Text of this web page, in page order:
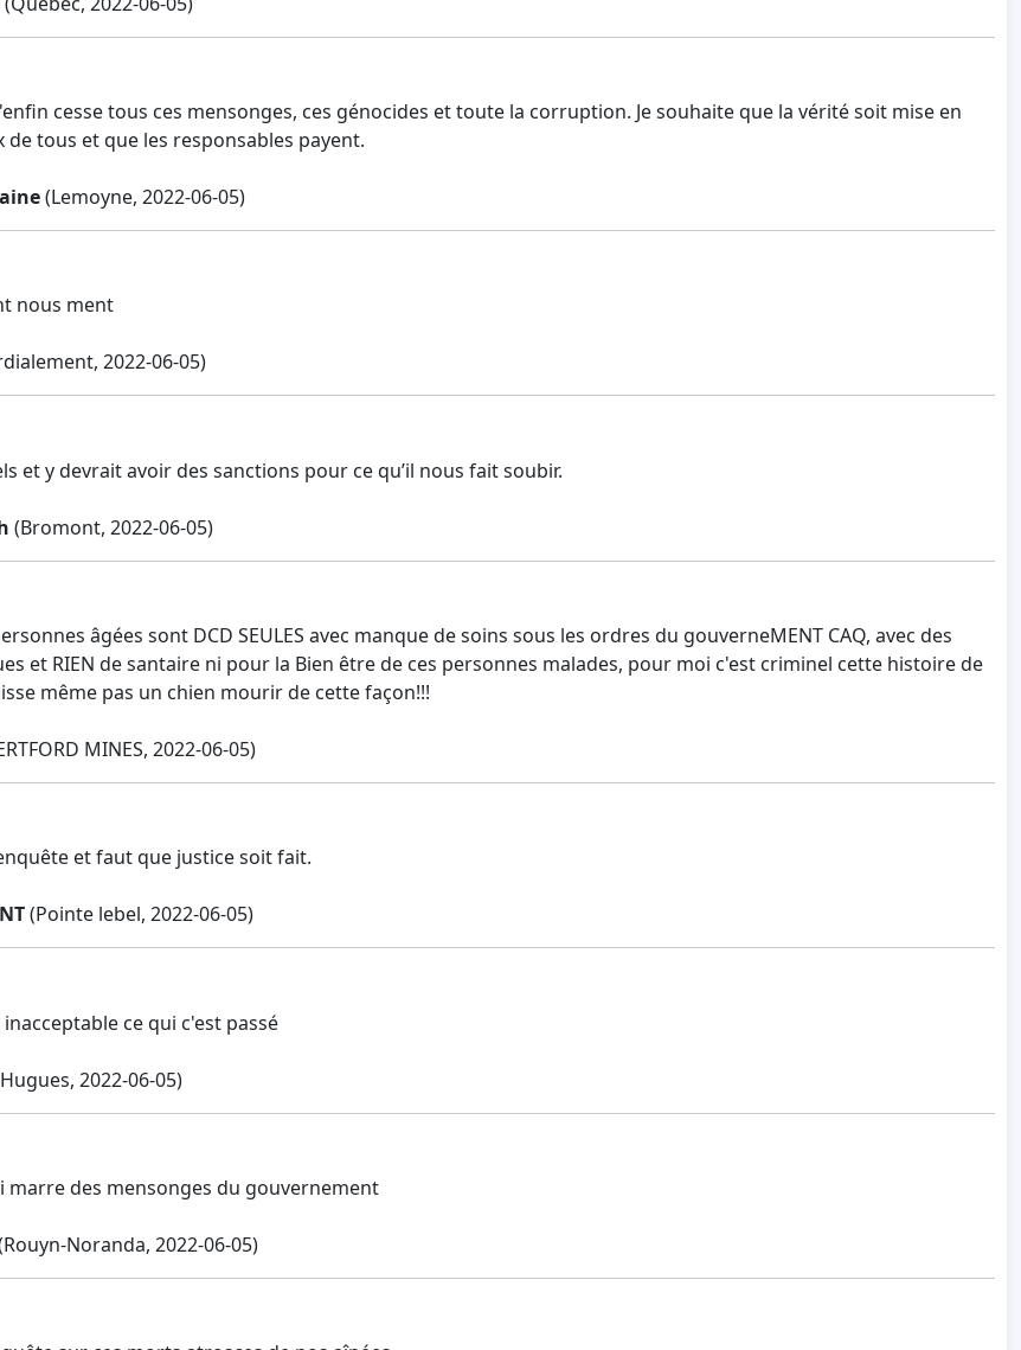
cesse tous ces mensonges, ces génocides et toute la corruption. Je souhaite que la vérité soit mise en
de tous et que les responsables payent.
(Lemoyne, 2022-06-05)
nous ment
2022-06-05)
et y devrait avoir des sanctions pour ce qu’il nous fait soubir.
(Bromont, 2022-06-05)
âgées sont DCD SEULES avec manque de soins sous les ordres du gouverneMENT CAQ, avec des
et RIEN de santaire ni pour la Bien être de ces personnes malades, pour moi c'est criminel cette histoire de
même pas un chien mourir de cette façon!!!
MINES, 2022-06-05)
et faut que justice soit fait.
(Pointe lebel, 2022-06-05)
ce qui c'est passé
2022-06-05)
marre des mensonges du gouvernement
Noranda, 2022-06-05)